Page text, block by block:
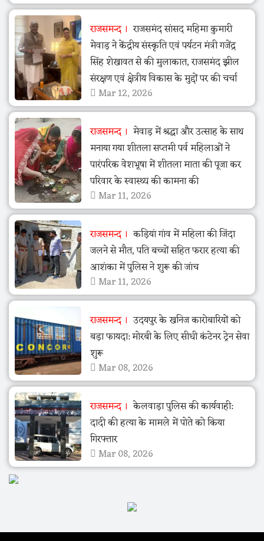
राजसमन्द
राजसमंद सांसद महिमा कुमारी
मेवाड़ ने केंद्रीय संस्कृति एवं पर्यटन मंत्री गजेंद्र
सिंह शेखावत से की मुलाकात, राजसमंद झील
संरक्षण एवं क्षेत्रीय विकास के मुद्दों पर की चर्चा
Mar 12, 2026
राजसमन्द
मेवाड़ में श्रद्धा और उत्साह के साथ
मनाया गया शीतला सप्तमी पर्व महिलाओं ने
पारंपरिक वेशभूषा में शीतला माता की पूजा कर
परिवार के स्वास्थ्य की कामना की
Mar 11, 2026
राजसमन्द
कड़ियां गांव में महिला की जिंदा
जलने से मौत, पति बच्चों सहित फरार हत्या की
आशंका में पुलिस ने शुरू की जांच
Mar 11, 2026
राजसमन्द
उदयपुर के खनिज कारोबारियों को
बड़ा फायदा: मोरबी के लिए सीधी कंटेनर ट्रेन सेवा
शुरू
Mar 08, 2026
राजसमन्द
केलवाड़ा पुलिस की कार्यवाही:
दादी की हत्या के मामले में पोते को किया
गिरफ्तार
Mar 08, 2026